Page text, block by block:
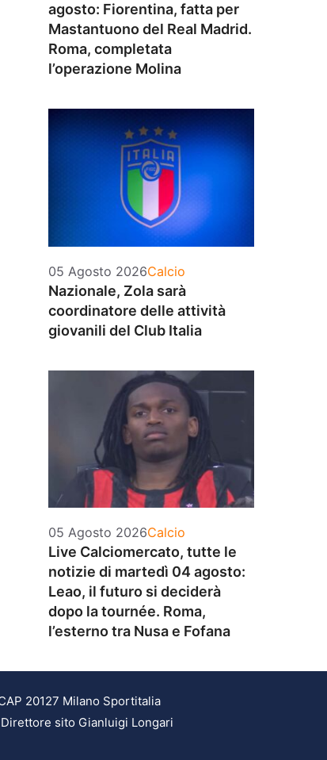
agosto: Fiorentina, fatta per
Mastantuono del Real Madrid.
Roma, completata
l’operazione Molina
05 Agosto 2026Categorie
Calcio
Nazionale, Zola sarà
coordinatore delle attività
giovanili del Club Italia
05 Agosto 2026Categorie
Calcio
Live Calciomercato, tutte le
notizie di martedì 04 agosto:
Leao, il futuro si deciderà
dopo la tournée. Roma,
l’esterno tra Nusa e Fofana
20127 Milano Sportitalia
sito Gianluigi Longari